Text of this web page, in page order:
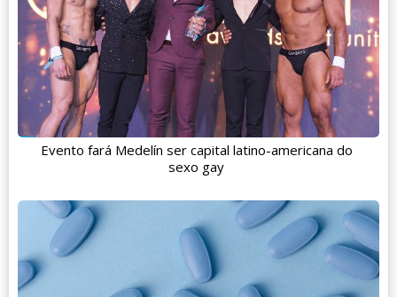
Evento fará Medelín ser capital latino-americana do
sexo gay